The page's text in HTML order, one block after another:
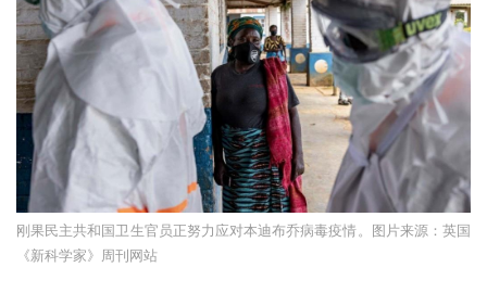
刚果民主共和国卫生官员正努力应对本迪布乔病毒疫情。图片来源：英国
《新科学家》周刊网站